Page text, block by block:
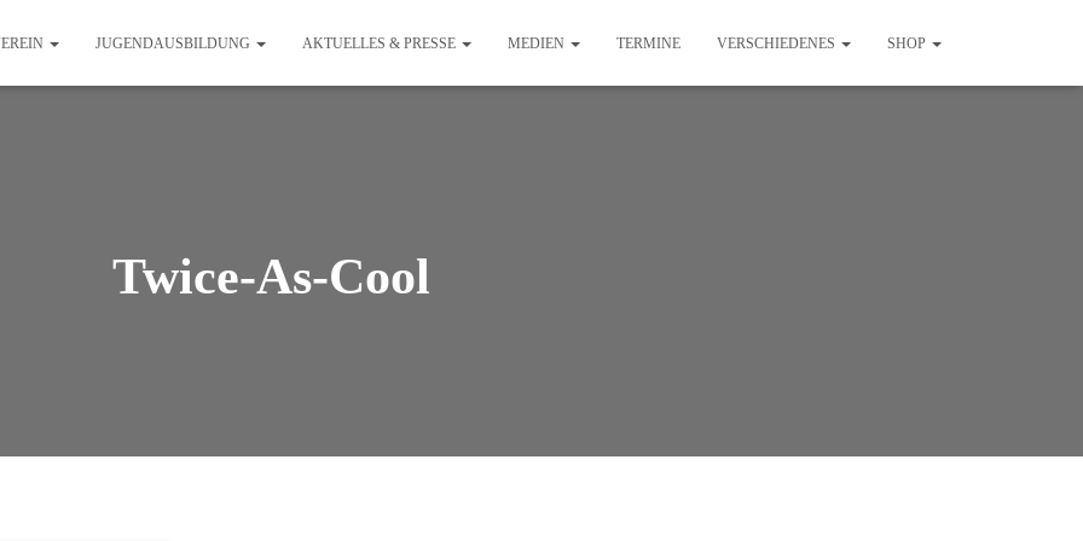
JUGENDAUSBILDUNG AKTUELLES & PRESSE MEDIEN TERMINE VERSCHIEDENES SHOP
Twice-As-Cool